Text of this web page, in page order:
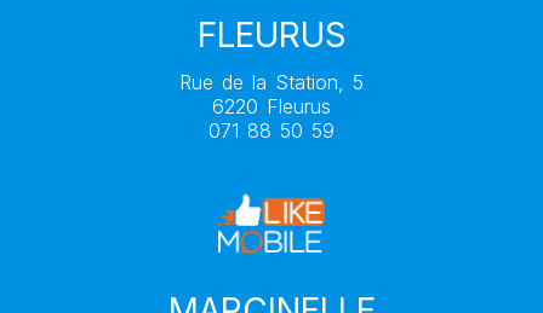
FLEURUS
Rue de la Station, 5
6220 Fleurus
071 88 50 59